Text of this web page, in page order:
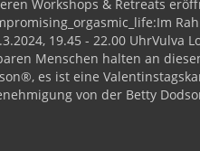
Workshops & Retreats
Im
19.45 - 22.00 UhrVulva
Menschen halten an
es ist eine
von der Betty